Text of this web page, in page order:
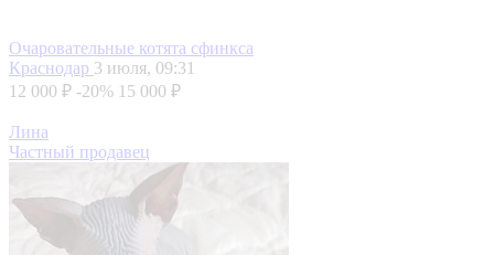
Очаровательные котята сфинкса
Краснодар 3 июля, 09:31
12 000 ₽ -20% 15 000 ₽
Лина
Частный продавец